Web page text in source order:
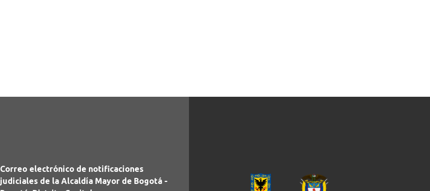
Correo electrónico de notificaciones
judiciales de la Alcaldía Mayor de Bogotá -